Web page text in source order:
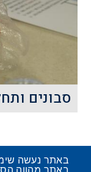
סבונים